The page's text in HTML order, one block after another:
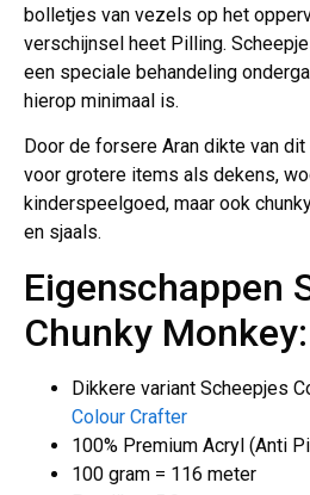
bolletjes van vezels op het
verschijnsel heet Pilling.
een speciale behandeling
hierop minimaal is.
Door de forsere Aran dikte van
voor grotere items als dekens,
kinderspeelgoed, maar ook
en sjaals.
Eigenschappen
Chunky Monkey:
Dikkere variant Scheepjes
Colour Crafter
100% Premium Acryl (Anti
100 gram = 116 meter